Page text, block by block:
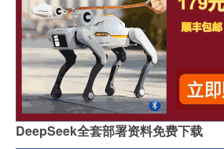
DeepSeek全套部署资料免费下载